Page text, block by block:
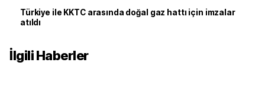
Türkiye ile KKTC arasında doğal gaz hattı için imzalar
atıldı
İlgili Haberler